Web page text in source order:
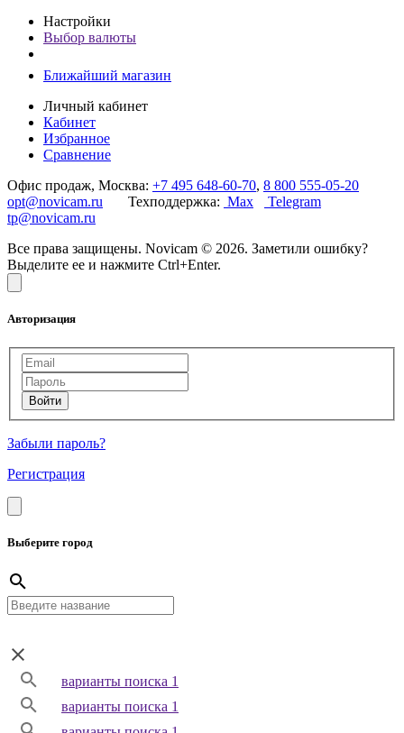
Настройки
Выбор валюты
Ближайший магазин
Личный кабинет
Кабинет
Избранное
Сравнение
Офис продаж, Москва: +7 495 648-60-70, 8 800 555-05-20
opt@novicam.ru Техподдержка: Max
Telegram
tp@novicam.ru
Все права защищены. Novicam © 2026. Заметили ошибку?
Выделите ее и нажмите Ctrl+Enter.
Авторизация
Забыли пароль?
Регистрация
Выберите город
варианты поиска 1
варианты поиска 1